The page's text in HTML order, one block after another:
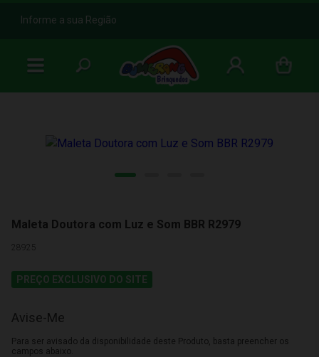
b
Informe a sua Região
Maleta Doutora com Luz e Som BBR R2979
28925
PREÇO EXCLUSIVO DO SITE
Avise-Me
Para ser avisado da disponibilidade deste Produto, basta preencher os
campos abaixo.